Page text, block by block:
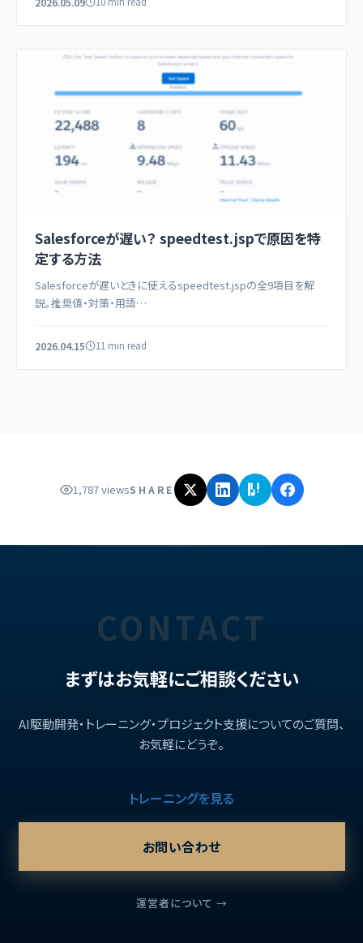
Salesforceが遅い？ speedtest.jspで原因を特
定する方法
Salesforceが遅いときに使えるspeedtest.jspの全9項目を解
説。推奨値・対策・用語…
2026.04.15 11 min read
1,787 viewsSHARE
CONTACT
まずはお気軽にご相談ください
AI駆動開発・トレーニング・プロジェクト支援についてのご質問、
お気軽にどうぞ。
トレーニングを見る
お問い合わせ
運営者について →